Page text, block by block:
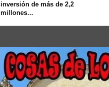
inversión de más de 2,2
millones...